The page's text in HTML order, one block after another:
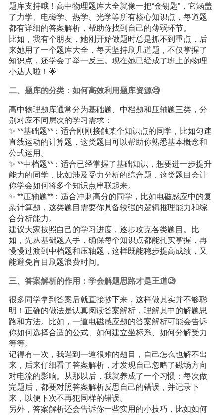
题库支持哦！高中物理题库大全就像一把“金钥匙”，它涵盖
了力学、电磁学、热学、光学等所有核心知识点，每道题
都有详细的答案解析，帮助你找到自己的薄弱环节。
比如，我有个朋友，她刚开始做题时总是抓不到重点，后
来她用了一个题库大全，每天坚持刷几道题，不仅掌握了
知识点，还学会了举一反三。现在她已经成了班上的物理
小达人啦！🌟
二、题库的分类：如何高效利用题库资源🧐
高中物理题库通常分为基础题、中档题和压轴题三类，分
别对应不同层次的学习需求：
✨ **基础题**：适合刚刚接触某个知识点的同学，比如匀速
直线运动的计算题，这类题目可以帮助你熟悉基本概念和
公式运用。
✨ **中档题**：适合已经掌握了基础知识，想要进一步提升
能力的同学，比如涉及受力分析的综合题，这类题目会让
你学会如何将多个知识点串联起来。
✨ **压轴题**：适合冲刺高分的同学，比如电磁感应中的复
杂计算题，这类题目需要你具备较强的逻辑推理能力和综
合分析能力。
建议大家按照自己的学习进度，逐步攻克各类题目。比
如，先从基础题入手，确保每个知识点都能扎实掌握，再
慢慢过渡到中档题和压轴题，这样既能稳步提高成绩，又
能避免盲目刷题浪费时间。
三、答案解析的作用：学会解题思路才是王道🧐
很多同学拿到答案后就直接抄下来，这样做其实并不够聪
明！正确的做法是认真阅读答案解析，理解其中的解题思
路和方法。比如，一道电磁感应题的答案解析可能会告诉
你如何选择合适的公式、如何建立坐标系、如何分解受力
等等。
记得有一次，我遇到一道很难的题目，自己怎么也解不出
来，后来仔细看了答案解析，才发现自己忽略了磁场方向
对电流的影响。从那以后，我就养成了一个习惯：每次做
完题后，都要对照答案解析反思自己的错误，并记录下
来，以便下次不再犯同样的错误。
另外，答案解析还会告诉你一些实用的小技巧，比如如何